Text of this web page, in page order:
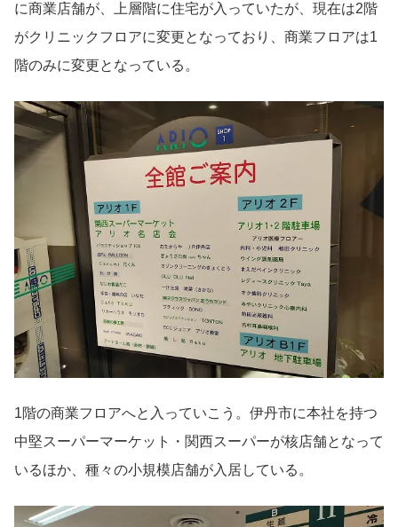
に商業店舗が、上層階に住宅が入っていたが、現在は2階
がクリニックフロアに変更となっており、商業フロアは1
階のみに変更となっている。
1階の商業フロアへと入っていこう。伊丹市に本社を持つ
中堅スーパーマーケット・関西スーパーが核店舗となって
いるほか、種々の小規模店舗が入居している。